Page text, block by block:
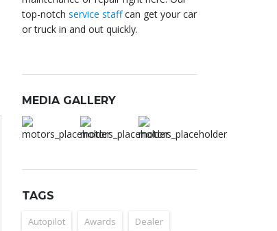
top-notch service staffcan get your car
or truck in and out quickly.
MEDIA GALLERY
TAGS
Autopilot Awards Dealer